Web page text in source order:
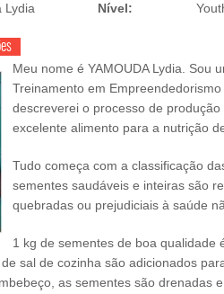
Lydia Nível:
Meu nome é YAMOUDA Lydia. Sou
Treinamento em
descreverei o processo de
excelente alimento para a nutrição
Tudo começa com a classificação
sementes saudáveis e inteiras são
quebradas ou prejudiciais à saúde
1 kg de sementes de boa qualidade
sal de cozinha são adicionados
as sementes são drenadas